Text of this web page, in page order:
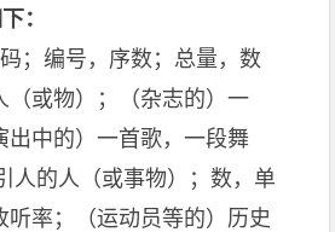
：
；编号，序数；总量，数
（或物）；（杂志的）一
出中的）一首歌，一段舞
人的人（或事物）；数，单
听率；（运动员等的）历史